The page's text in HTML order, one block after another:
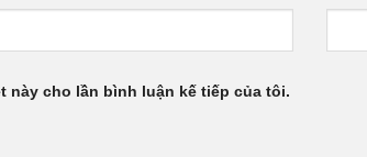
này cho lần bình luận kế tiếp của tôi.